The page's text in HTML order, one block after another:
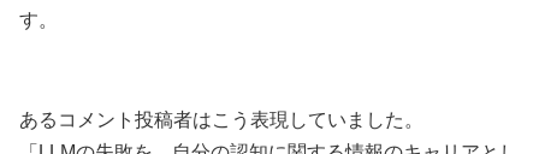
す。
あるコメント投稿者はこう表現していました。